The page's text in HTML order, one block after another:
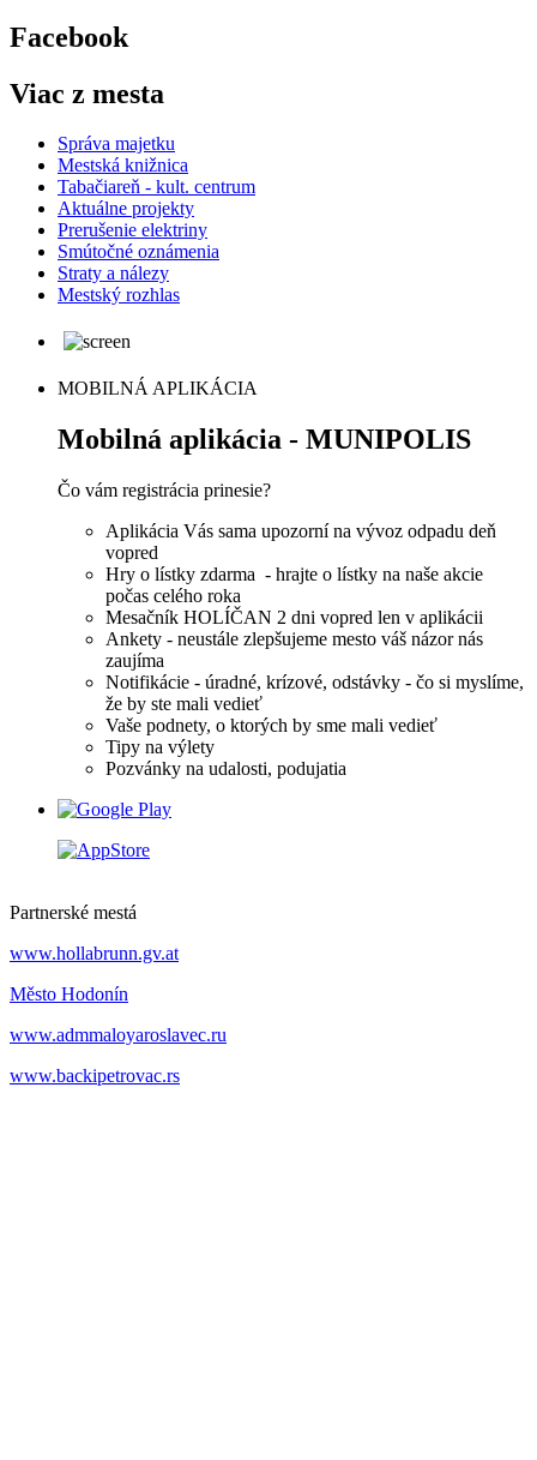
Facebook
Viac z mesta
Správa majetku
Mestská knižnica
Tabačiareň - kult. centrum
Aktuálne projekty
Prerušenie elektriny
Smútočné oznámenia
Straty a nálezy
Mestský rozhlas
MOBILNÁ APLIKÁCIA
Mobilná aplikácia - MUNIPOLIS
Čo vám registrácia prinesie?
Aplikácia Vás sama upozorní na vývoz odpadu deň
vopred
Hry o lístky zdarma - hrajte o lístky na naše akcie
počas celého roka
Mesačník HOLÍČAN 2 dni vopred len v aplikácii
Ankety - neustále zlepšujeme mesto váš názor nás
zaujíma
Notifikácie - úradné, krízové, odstávky - čo si myslíme,
že by ste mali vedieť
Vaše podnety, o ktorých by sme mali vedieť
Tipy na výlety
Pozvánky na udalosti, podujatia
Partnerské mestá
www.hollabrunn.gv.at
Město Hodonín
www.admmaloyaroslavec.ru
www.backipetrovac.rs